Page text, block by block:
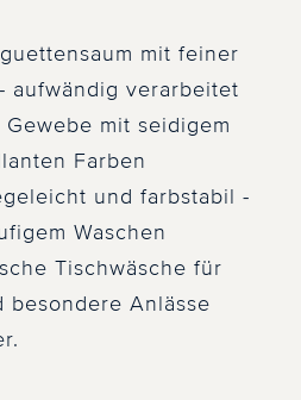
mit feiner
aufwändig verarbeitet
mit seidigem
Farben
und farbstabil -
Waschen
Tischwäsche für
besondere Anlässe